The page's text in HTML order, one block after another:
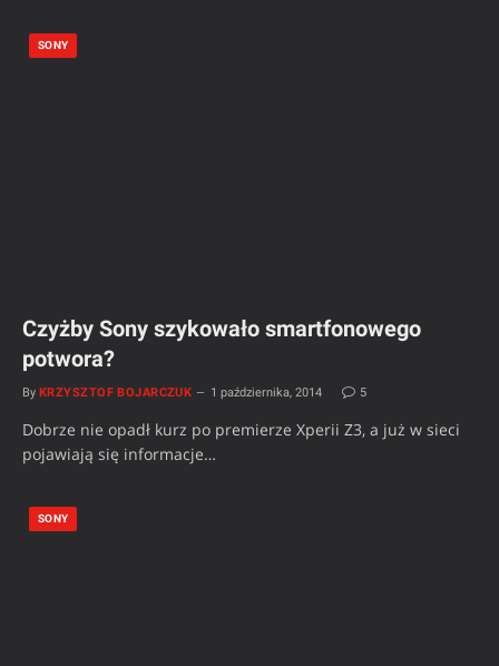
SONY
Czyżby Sony szykowało smartfonowego
potwora?
By KRZYSZTOF BOJARCZUK 1 października, 2014 5
Dobrze nie opadł kurz po premierze Xperii Z3, a już w sieci
pojawiają się informacje…
SONY